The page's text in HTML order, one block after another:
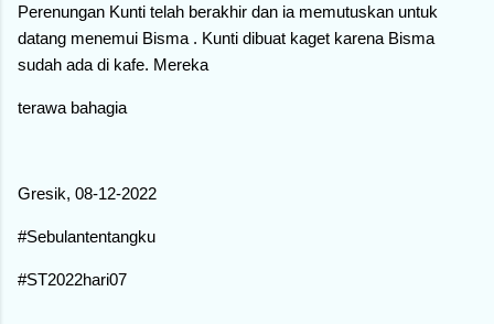
Perenungan Kunti telah berakhir dan ia memutuskan untuk
datang menemui Bisma . Kunti dibuat kaget karena Bisma
sudah ada di kafe. Mereka
terawa bahagia
Gresik, 08-12-2022
#Sebulantentangku
#ST2022hari07